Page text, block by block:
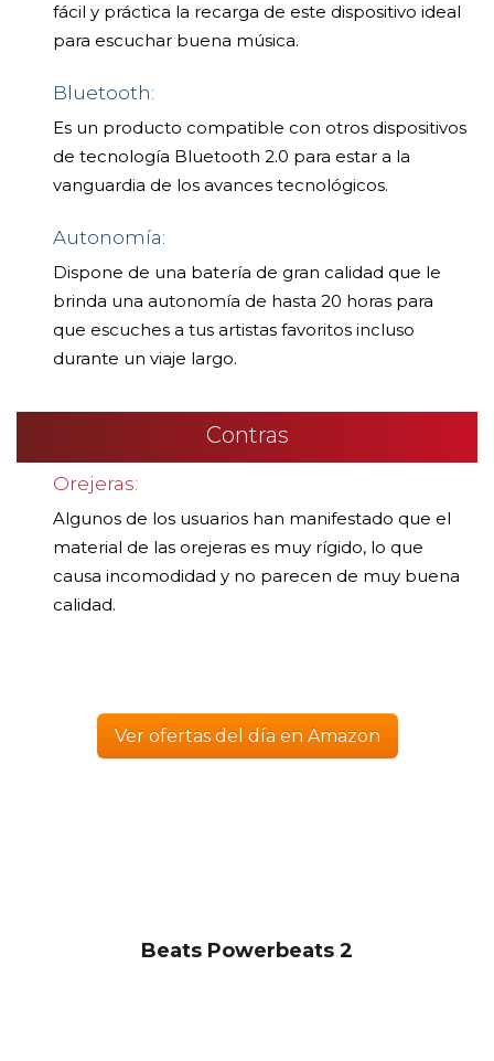
fácil y práctica la recarga de este dispositivo ideal
para escuchar buena música.
Bluetooth:
Es un producto compatible con otros dispositivos
de tecnología Bluetooth 2.0 para estar a la
vanguardia de los avances tecnológicos.
Autonomía:
Dispone de una batería de gran calidad que le
brinda una autonomía de hasta 20 horas para
que escuches a tus artistas favoritos incluso
durante un viaje largo.
Contras
Orejeras:
Algunos de los usuarios han manifestado que el
material de las orejeras es muy rígido, lo que
causa incomodidad y no parecen de muy buena
calidad.
Ver ofertas del día en Amazon
Beats Powerbeats 2